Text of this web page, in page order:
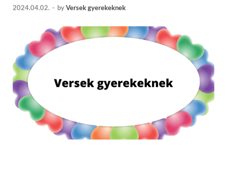
2024.04.02. - byVersek gyerekeknek